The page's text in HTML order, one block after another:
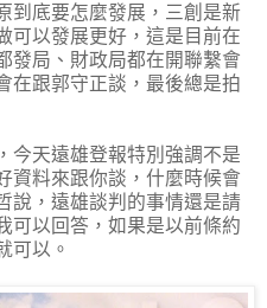
到底要怎麼發展，三創是新
可以發展更好，這是目前在
發局、財政局都在開聯繫會
在跟郭守正談，最後總是拍
今天遠雄登報特別強調不是
資料來跟你談，什麼時候會
說，遠雄談判的事情還是請
可以回答，如果是以前條約
可以。